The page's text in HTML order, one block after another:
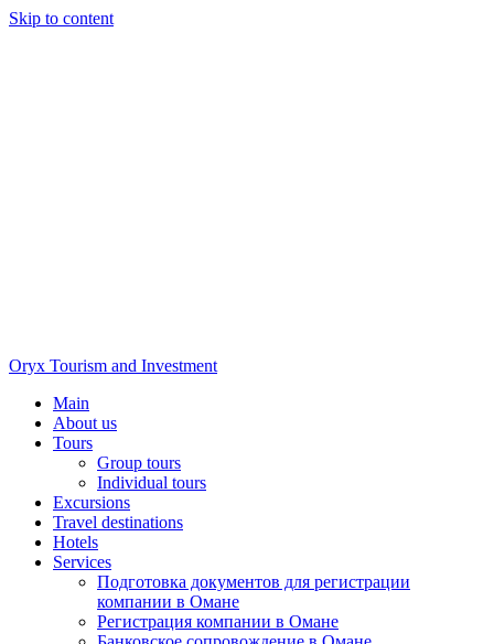
Skip to content
Oryx Tourism and Investment
Main
About us
Tours
Group tours
Individual tours
Excursions
Travel destinations
Hotels
Services
Подготовка документов для регистрации
компании в Омане
Регистрация компании в Омане